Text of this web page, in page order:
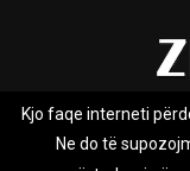
Rreth nesh
Kjo faqe interneti
Ne do të